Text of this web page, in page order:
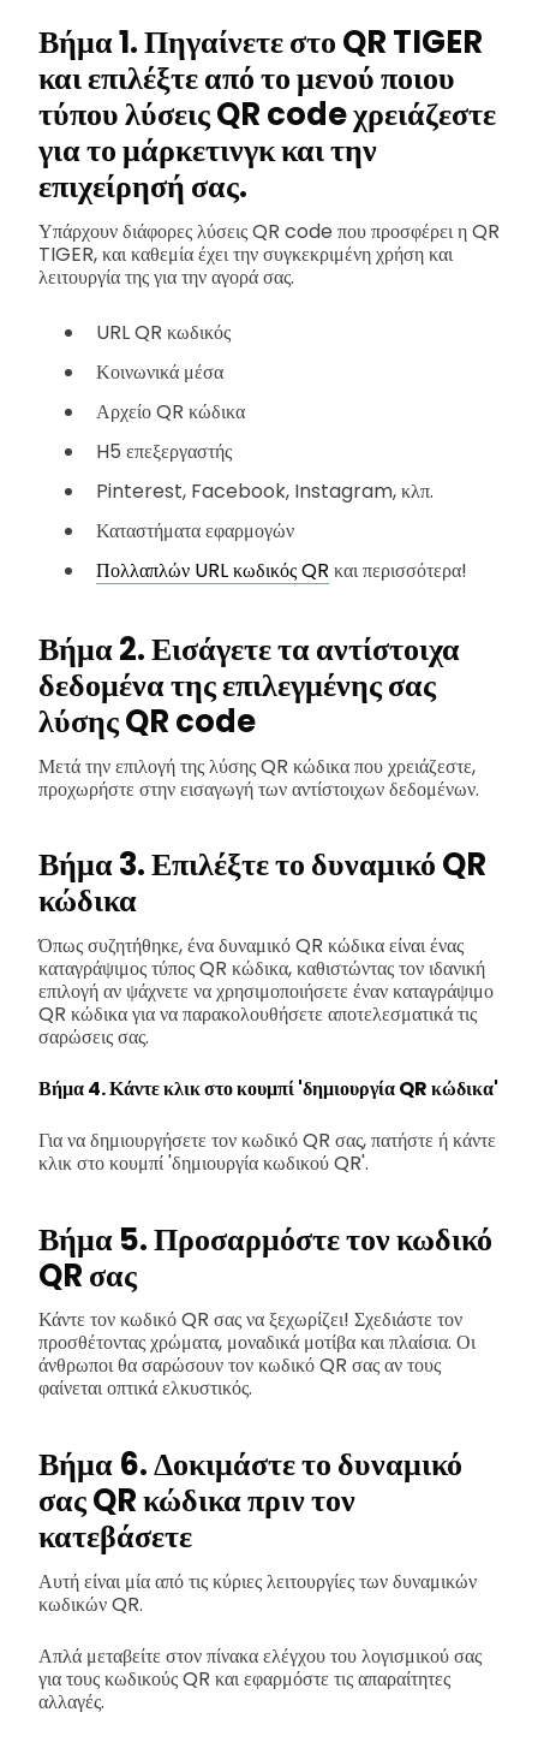
Βήμα 1. Πηγαίνετε στο QR TIGER
και επιλέξτε από το μενού ποιου
τύπου λύσεις QR code χρειάζεστε
για το μάρκετινγκ και την
επιχείρησή σας.
Υπάρχουν διάφορες λύσεις QR code που προσφέρει η QR
TIGER, και καθεμία έχει την συγκεκριμένη χρήση και
λειτουργία της για την αγορά σας.
URL QR κωδικός
Κοινωνικά μέσα
Αρχείο QR κώδικα
H5 επεξεργαστής
Pinterest, Facebook, Instagram, κλπ.
Καταστήματα εφαρμογών
Πολλαπλών URL κωδικός QR και περισσότερα!
Βήμα 2. Εισάγετε τα αντίστοιχα
δεδομένα της επιλεγμένης σας
λύσης QR code
Μετά την επιλογή της λύσης QR κώδικα που χρειάζεστε,
προχωρήστε στην εισαγωγή των αντίστοιχων δεδομένων.
Βήμα 3. Επιλέξτε το δυναμικό QR
κώδικα
Όπως συζητήθηκε, ένα δυναμικό QR κώδικα είναι ένας
καταγράψιμος τύπος QR κώδικα, καθιστώντας τον ιδανική
επιλογή αν ψάχνετε να χρησιμοποιήσετε έναν καταγράψιμο
QR κώδικα για να παρακολουθήσετε αποτελεσματικά τις
σαρώσεις σας.
Βήμα 4. Κάντε κλικ στο κουμπί 'δημιουργία QR κώδικα'
Για να δημιουργήσετε τον κωδικό QR σας, πατήστε ή κάντε
κλικ στο κουμπί 'δημιουργία κωδικού QR'.
Βήμα 5. Προσαρμόστε τον κωδικό
QR σας
Κάντε τον κωδικό QR σας να ξεχωρίζει! Σχεδιάστε τον
προσθέτοντας χρώματα, μοναδικά μοτίβα και πλαίσια. Οι
άνθρωποι θα σαρώσουν τον κωδικό QR σας αν τους
φαίνεται οπτικά ελκυστικός.
Βήμα 6. Δοκιμάστε το δυναμικό
σας QR κώδικα πριν τον
κατεβάσετε
Αυτή είναι μία από τις κύριες λειτουργίες των δυναμικών
κωδικών QR.
Απλά μεταβείτε στον πίνακα ελέγχου του λογισμικού σας
για τους κωδικούς QR και εφαρμόστε τις απαραίτητες
αλλαγές.